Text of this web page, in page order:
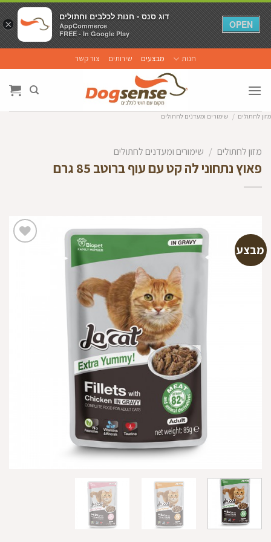
to
content
חנות מבצעים שירותים צור קשר
מזון לחתולים / שימורים ומעדנים לחתולים
מזון לחתולים / שימורים ומעדנים לחתולים
פאוץ נתחוני לה קט עם עוף ברוטב 85 גרם
מבצע
×
דוג סנס - חנות לכלבים וחתולים
AppCommerce
FREE - In Google Play
OPEN
×
דוג סנס - חנות לכלבים וחתולים
AppCommerce
FREE - In Google Play
OPEN